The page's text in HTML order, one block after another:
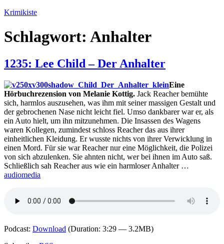
Zum
springen
Krimikiste
Schlagwort: Anhalter
1235: Lee Child – Der Anhalter
Eine
Hörbuchrezension von Melanie Kottig. Jack Reacher bemühte
sich, harmlos auszusehen, was ihm mit seiner massigen Gestalt und
der gebrochenen Nase nicht leicht fiel. Umso dankbarer war er, als
ein Auto hielt, um ihn mitzunehmen. Die Insassen des Wagens
waren Kollegen, zumindest schloss Reacher das aus ihrer
einheitlichen Kleidung. Er wusste nichts von ihrer Verwicklung in
einen Mord. Für sie war Reacher nur eine Möglichkeit, die Polizei
von sich abzulenken. Sie ahnten nicht, wer bei ihnen im Auto saß.
Schließlich sah Reacher aus wie ein harmloser Anhalter …
audiomedia
Podcast: Download (Duration: 3:29 — 3.2MB)